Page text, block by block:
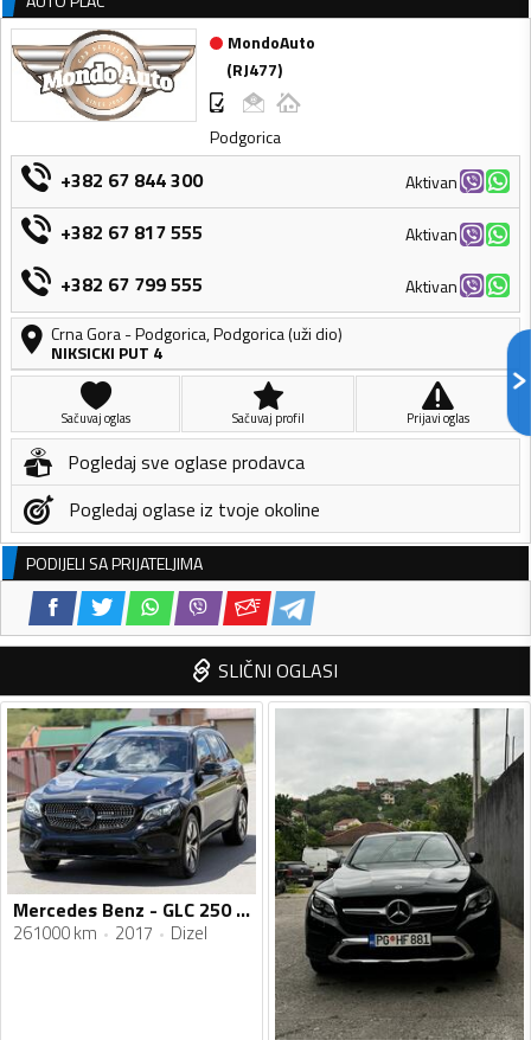
MondoAuto
(RJ477)
Podgorica
+382 67 844 300 Aktivan
+382 67 817 555 Aktivan
+382 67 799 555
Aktivan
Crna Gora-Podgorica,Podgorica (uži dio)
NIKSICKI PUT 4
Sačuvaj oglas Sačuvaj profil Prijavi oglas
Pogledaj sve oglase prodavca
Pogledaj oglase iz tvoje okoline
PODIJELI SA PRIJATELJIMA
SLIČNI OGLASI
Mercedes Benz - GLC 250 - 4Matic
261000 km 2017 Dizel